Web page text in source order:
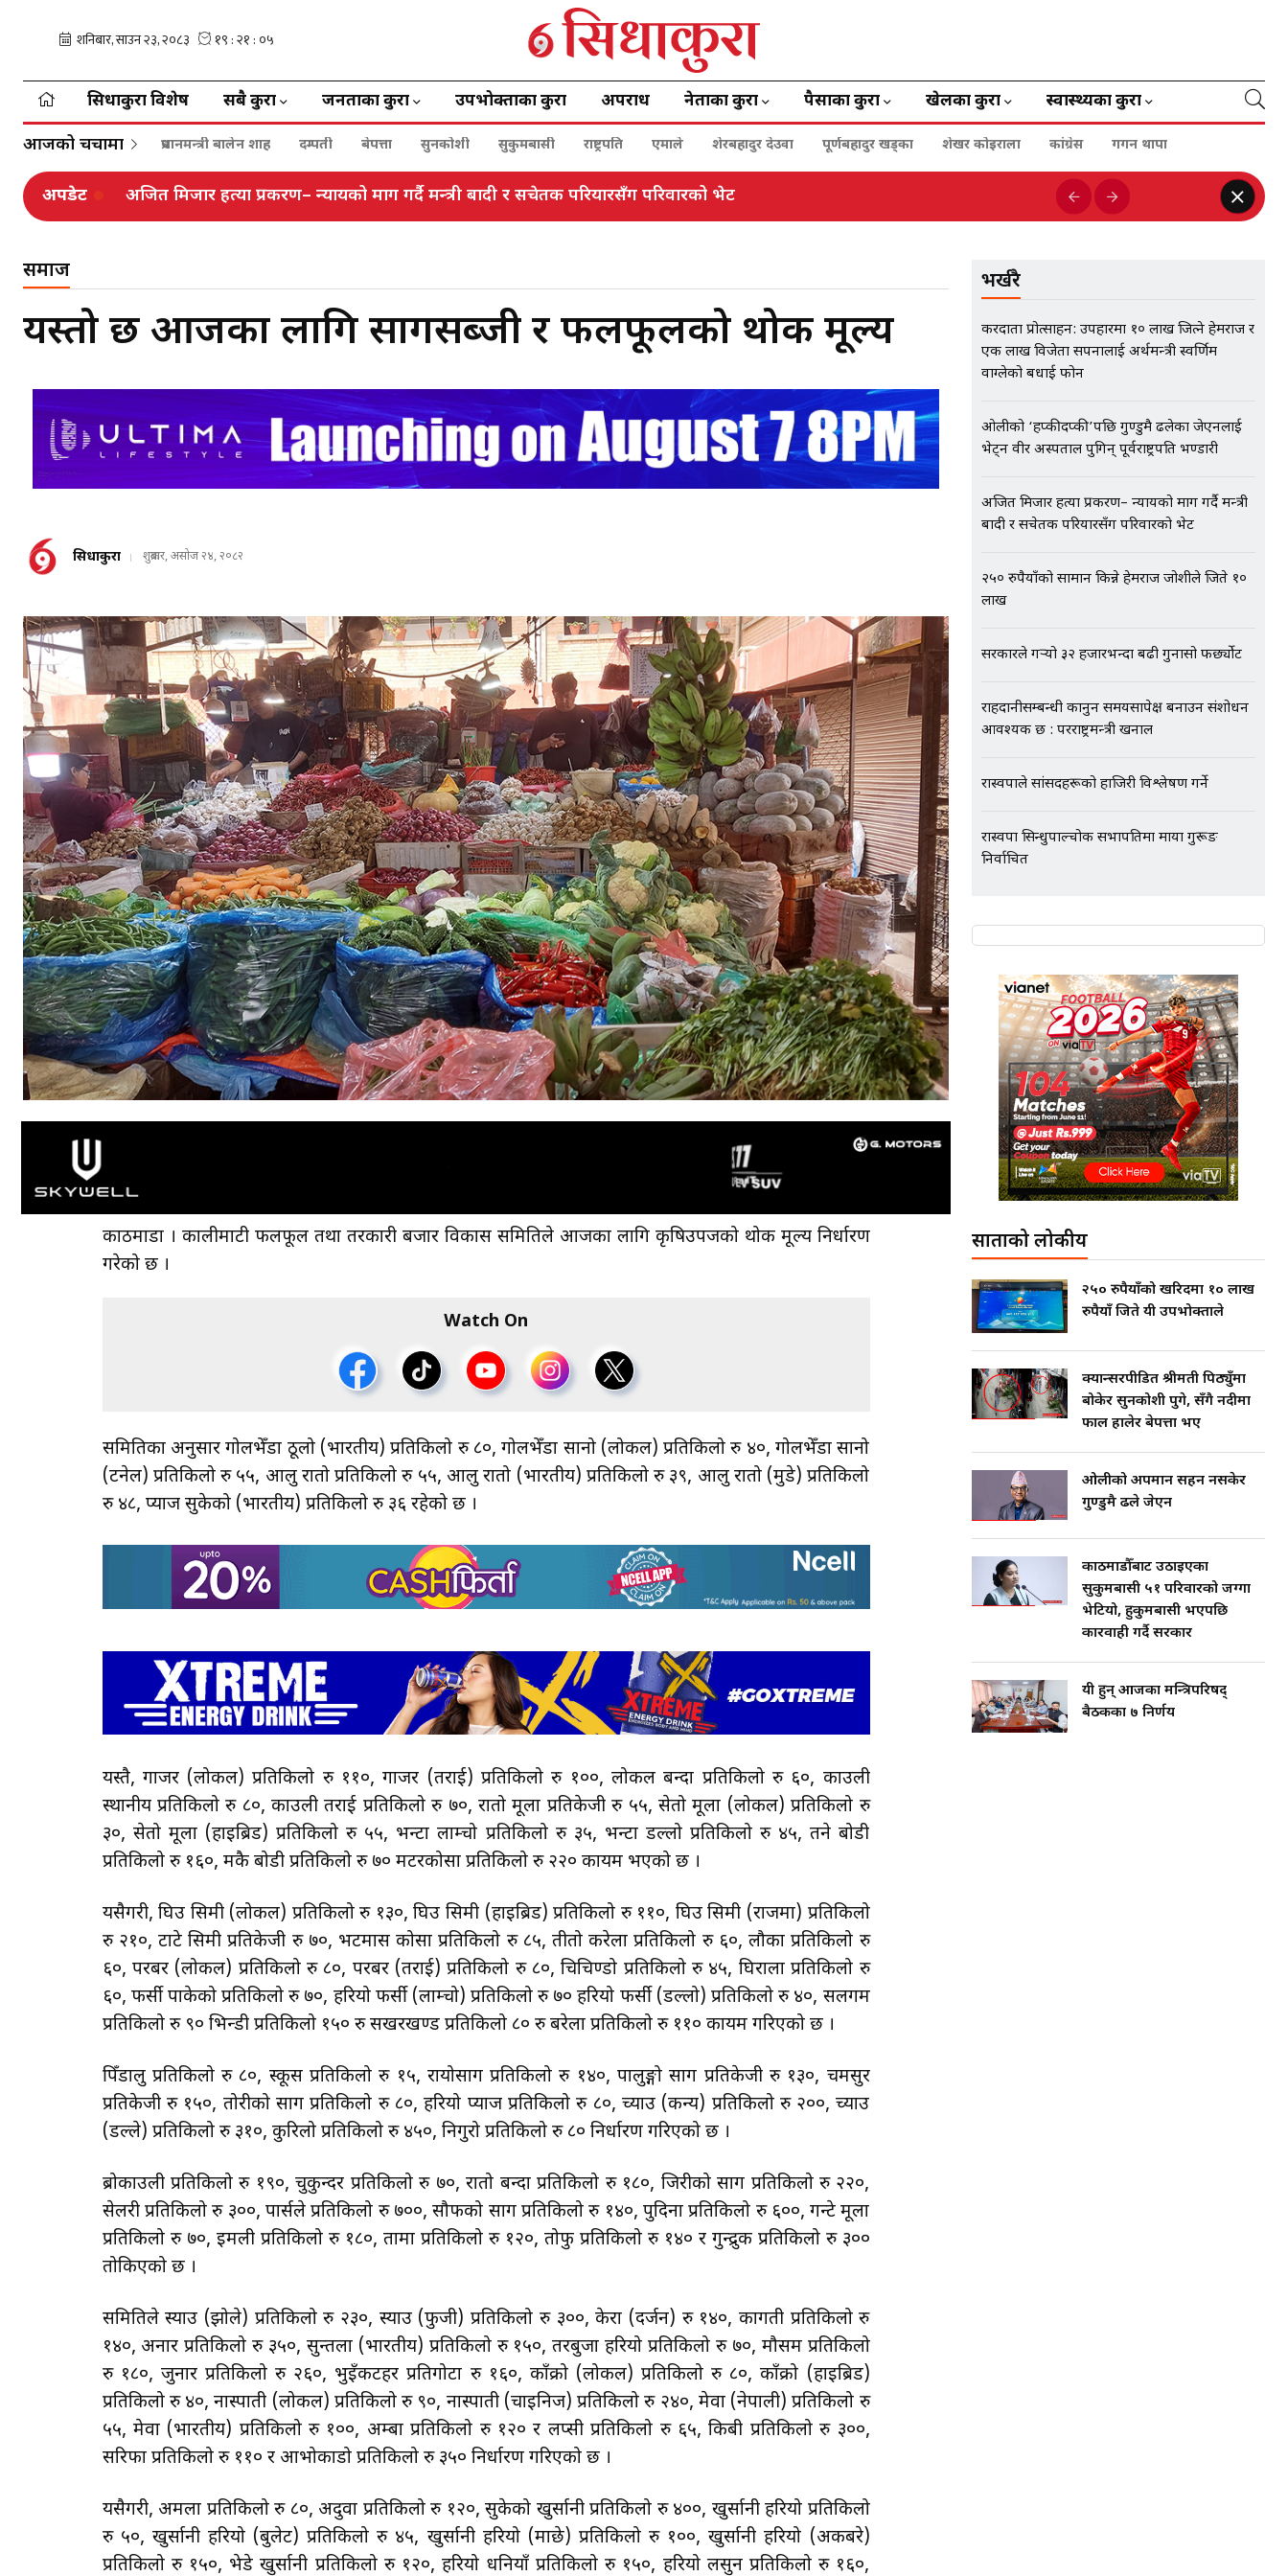
सिधाकुरा विशेष सबै कुरा जनताका कुरा उपभोक्ताका कुरा अपराध नेताका कुरा पैसाका कुरा खेलका कुरा स्वास्थ्यका कुरा
आजको चर्चामा प्रधानमन्त्री बालेन शाह दम्पती बेपत्ता सुनकोशी सुकुमबासी राष्ट्रपति एमाले शेरबहादुर देउवा पूर्णबहादुर खड्का शेखर कोइराला कांग्रेस गगन थापा
अपडेट अजित मिजार हत्या प्रकरण– न्यायको माग गर्दै मन्त्री बादी र सचेतक परियारसँग परिवारको भेट
समाज
यस्तो छ आजका लागि सागसब्जी र फलफूलको थोक मूल्य
सिधाकुरा शुक्रबार, असोज २४, २०८२
काठमाडौँ । कालीमाटी फलफूल तथा तरकारी बजार विकास समितिले आजका लागि कृषिउपजको थोक मूल्य निर्धारण
गरेको छ ।
Watch On
समितिका अनुसार गोलभेँडा ठूलो (भारतीय) प्रतिकिलो रु ८०, गोलभेँडा सानो (लोकल) प्रतिकिलो रु ४०, गोलभेँडा सानो
(टनेल) प्रतिकिलो रु ५५, आलु रातो प्रतिकिलो रु ५५, आलु रातो (भारतीय) प्रतिकिलो रु ३९, आलु रातो (मुडे) प्रतिकिलो
रु ४८, प्याज सुकेको (भारतीय) प्रतिकिलो रु ३६ रहेको छ ।
यस्तै, गाजर (लोकल) प्रतिकिलो रु ११०, गाजर (तराई) प्रतिकिलो रु १००, लोकल बन्दा प्रतिकिलो रु ६०, काउली
स्थानीय प्रतिकिलो रु ८०, काउली तराई प्रतिकिलो रु ७०, रातो मूला प्रतिकेजी रु ५५, सेतो मूला (लोकल) प्रतिकिलो रु
३०, सेतो मूला (हाइब्रिड) प्रतिकिलो रु ५५, भन्टा लाम्चो प्रतिकिलो रु ३५, भन्टा डल्लो प्रतिकिलो रु ४५, तने बोडी
प्रतिकिलो रु १६०, मकै बोडी प्रतिकिलो रु ७० मटरकोसा प्रतिकिलो रु २२० कायम भएको छ ।
यसैगरी, घिउ सिमी (लोकल) प्रतिकिलो रु १३०, घिउ सिमी (हाइब्रिड) प्रतिकिलो रु ११०, घिउ सिमी (राजमा) प्रतिकिलो
रु २१०, टाटे सिमी प्रतिकेजी रु ७०, भटमास कोसा प्रतिकिलो रु ८५, तीतो करेला प्रतिकिलो रु ६०, लौका प्रतिकिलो रु
६०, परबर (लोकल) प्रतिकिलो रु ८०, परबर (तराई) प्रतिकिलो रु ८०, चिचिण्डो प्रतिकिलो रु ४५, घिरौँला प्रतिकिलो रु
६०, फर्सी पाकेको प्रतिकिलो रु ७०, हरियो फर्सी (लाम्चो) प्रतिकिलो रु ७० हरियो फर्सी (डल्लो) प्रतिकिलो रु ४०, सलगम
प्रतिकिलो रु ९० भिन्डी प्रतिकिलो १५० रु सखरखण्ड प्रतिकिलो ८० रु बरेला प्रतिकिलो रु ११० कायम गरिएको छ ।
पिँडालु प्रतिकिलो रु ८०, स्कूस प्रतिकिलो रु १५, रायोसाग प्रतिकिलो रु १४०, पालुङ्गो साग प्रतिकेजी रु १३०, चमसुर
प्रतिकेजी रु १५०, तोरीको साग प्रतिकिलो रु ८०, हरियो प्याज प्रतिकिलो रु ८०, च्याउ (कन्य) प्रतिकिलो रु २००, च्याउ
(डल्ले) प्रतिकिलो रु ३१०, कुरिलो प्रतिकिलो रु ४५०, निगुरो प्रतिकिलो रु ८० निर्धारण गरिएको छ ।
ब्रोकाउली प्रतिकिलो रु १९०, चुकुन्दर प्रतिकिलो रु ७०, रातो बन्दा प्रतिकिलो रु १८०, जिरीको साग प्रतिकिलो रु २२०,
सेलरी प्रतिकिलो रु ३००, पार्सले प्रतिकिलो रु ७००, सौफको साग प्रतिकिलो रु १४०, पुदिना प्रतिकिलो रु ६००, गन्टे मूला
प्रतिकिलो रु ७०, इमली प्रतिकिलो रु १८०, तामा प्रतिकिलो रु १२०, तोफु प्रतिकिलो रु १४० र गुन्द्रुक प्रतिकिलो रु ३००
तोकिएको छ ।
समितिले स्याउ (झोले) प्रतिकिलो रु २३०, स्याउ (फुजी) प्रतिकिलो रु ३००, केरा (दर्जन) रु १४०, कागती प्रतिकिलो रु
१४०, अनार प्रतिकिलो रु ३५०, सुन्तला (भारतीय) प्रतिकिलो रु १५०, तरबुजा हरियो प्रतिकिलो रु ७०, मौसम प्रतिकिलो
रु १८०, जुनार प्रतिकिलो रु २६०, भुइँकटहर प्रतिगोटा रु १६०, काँक्रो (लोकल) प्रतिकिलो रु ८०, काँक्रो (हाइब्रिड)
प्रतिकिलो रु ४०, नास्पाती (लोकल) प्रतिकिलो रु ९०, नास्पाती (चाइनिज) प्रतिकिलो रु २४०, मेवा (नेपाली) प्रतिकिलो रु
५५, मेवा (भारतीय) प्रतिकिलो रु १००, अम्बा प्रतिकिलो रु १२० र लप्सी प्रतिकिलो रु ६५, किबी प्रतिकिलो रु ३००,
सरिफा प्रतिकिलो रु ११० र आभोकाडो प्रतिकिलो रु ३५० निर्धारण गरिएको छ ।
यसैगरी, अमला प्रतिकिलो रु ८०, अदुवा प्रतिकिलो रु १२०, सुकेको खुर्सानी प्रतिकिलो रु ४००, खुर्सानी हरियो प्रतिकिलो
रु ५०, खुर्सानी हरियो (बुलेट) प्रतिकिलो रु ४५, खुर्सानी हरियो (माछे) प्रतिकिलो रु १००, खुर्सानी हरियो (अकबरे)
प्रतिकिलो रु १५०, भेडे खुर्सानी प्रतिकिलो रु १२०, हरियो धनियाँ प्रतिकिलो रु १५०, हरियो लसुन प्रतिकिलो रु १६०,
भर्खरै
करदाता प्रोत्साहन: उपहारमा १० लाख जित्ने हेमराज र
एक लाख विजेता सपनालाई अर्थमन्त्री स्वर्णिम
वाग्लेको बधाई फोन
ओलीको ‘हप्कीदप्की’पछि गुण्डुमै ढलेका जेएनलाई
भेट्न वीर अस्पताल पुगिन् पूर्वराष्ट्रपति भण्डारी
अजित मिजार हत्या प्रकरण– न्यायको माग गर्दै मन्त्री
बादी र सचेतक परियारसँग परिवारको भेट
२५० रुपैयाँको सामान किन्ने हेमराज जोशीले जिते १०
लाख
सरकारले गर्‍यो ३२ हजारभन्दा बढी गुनासो फर्छ्योट
राहदानीसम्बन्धी कानुन समयसापेक्ष बनाउन संशोधन
आवश्यक छ : परराष्ट्रमन्त्री खनाल
रास्वपाले सांसदहरूको हाजिरी विश्लेषण गर्ने
रास्वपा सिन्धुपाल्चोक सभापतिमा माया गुरूङ
निर्वाचित
साताको लोकप्रीय
२५० रुपैयाँको खरिदमा १० लाख
रुपैयाँ जिते यी उपभोक्ताले
क्यान्सरपीडित श्रीमती पिठ्युँमा
बोकेर सुनकोशी पुगे, सँगै नदीमा
फाल हालेर बेपत्ता भए
ओलीको अपमान सहन नसकेर
गुण्डुमै ढले जेएन
काठमाडौँबाट उठाइएका
सुकुमबासी ५१ परिवारको जग्गा
भेटियो, हुकुमबासी भएपछि
कारवाही गर्दै सरकार
यी हुन् आजका मन्त्रिपरिषद्
बैठकका ७ निर्णय